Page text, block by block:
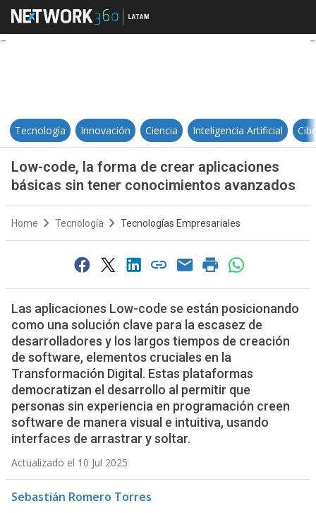
Low-code, la forma de crear
Tecnología Innovación Ciencia Inteligencia Artificial
Low-code, la forma de crear aplicaciones
básicas sin tener conocimientos avanzados
Home Tecnología Tecnologías Empresariales
Las aplicaciones Low-code se están posicionando
como una solución clave para la escasez de
desarrolladores y los largos tiempos de creación
de software, elementos cruciales en la
Transformación Digital. Estas plataformas
democratizan el desarrollo al permitir que
personas sin experiencia en programación creen
software de manera visual e intuitiva, usando
interfaces de arrastrar y soltar.
Actualizado el 10 Jul 2025
Sebastián Romero Torres